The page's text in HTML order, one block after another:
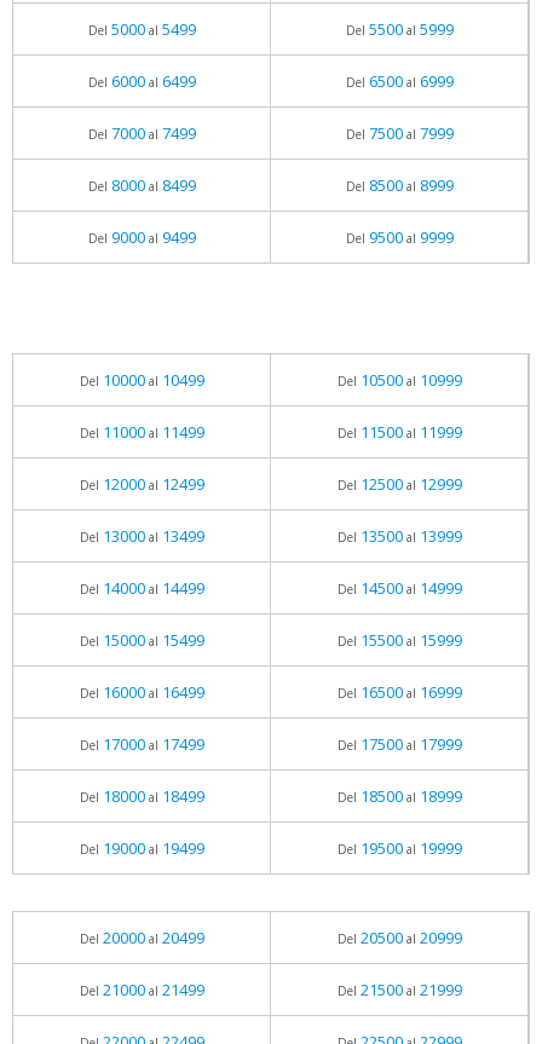
Del 5000al 5499 Del 5500al 5999
Del 6000al 6499 Del 6500al 6999
Del 7000al 7499 Del 7500al 7999
Del 8000al 8499 Del 8500al 8999
Del 9000al 9499 Del 9500al 9999
Del 10000al 10499 Del 10500al 10999
Del 11000al 11499 Del 11500al 11999
Del 12000al 12499 Del 12500al 12999
Del 13000al 13499 Del 13500al 13999
Del 14000al 14499 Del 14500al 14999
Del 15000al 15499 Del 15500al 15999
Del 16000al 16499 Del 16500al 16999
Del 17000al 17499 Del 17500al 17999
Del 18000al 18499 Del 18500al 18999
Del 19000al 19499 Del 19500al 19999
Del 20000al 20499 Del 20500al 20999
Del 21000al 21499 Del 21500al 21999